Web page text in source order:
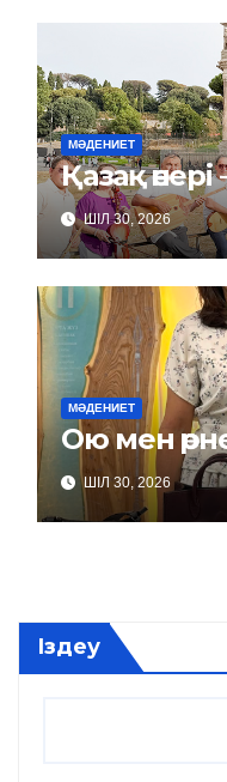
МӘДЕНИЕТ
ШІЛ 30, 2026
МӘДЕНИЕТ
Ою мен
ШІЛ 30, 2026
Іздеу